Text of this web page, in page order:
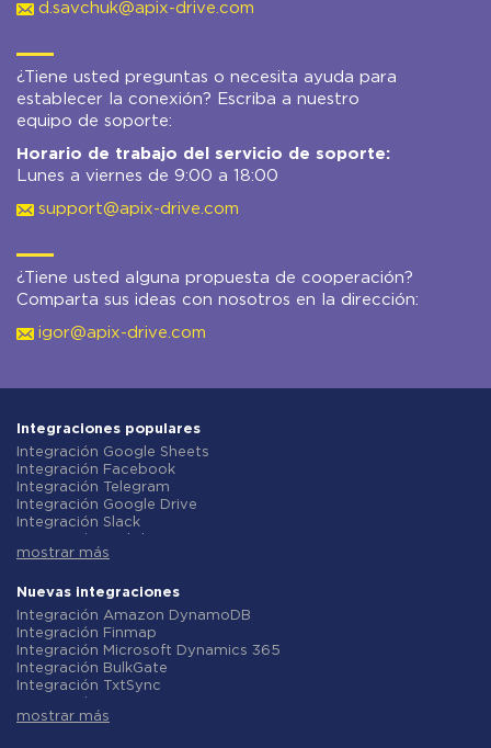
d.savchuk@apix-drive.com
¿Tiene usted preguntas o necesita ayuda para
establecer la conexión? Escriba a nuestro
equipo de soporte:
Horario de trabajo del servicio de soporte:
Lunes a viernes de 9:00 a 18:00
support@apix-drive.com
¿Tiene usted alguna propuesta de cooperación?
Comparta sus ideas con nosotros en la dirección:
igor@apix-drive.com
Integraciones populares
Integración Google Sheets
Integración Facebook
Integración Telegram
Integración Google Drive
Integración Slack
Integración Gmail
Integración ClickUp
Integración Airtable
Integración Google Contacts
Integración OpenAI (ChatGPT)
Integración Instagram
Integración ActiveCampaign
Integración Typeform
Integración Salesforce CRM
mostrar más
Nuevas integraciones
Integración Amazon DynamoDB
Integración Finmap
Integración Microsoft Dynamics 365
Integración BulkGate
Integración TxtSync
Integración Corezoid
mostrar más